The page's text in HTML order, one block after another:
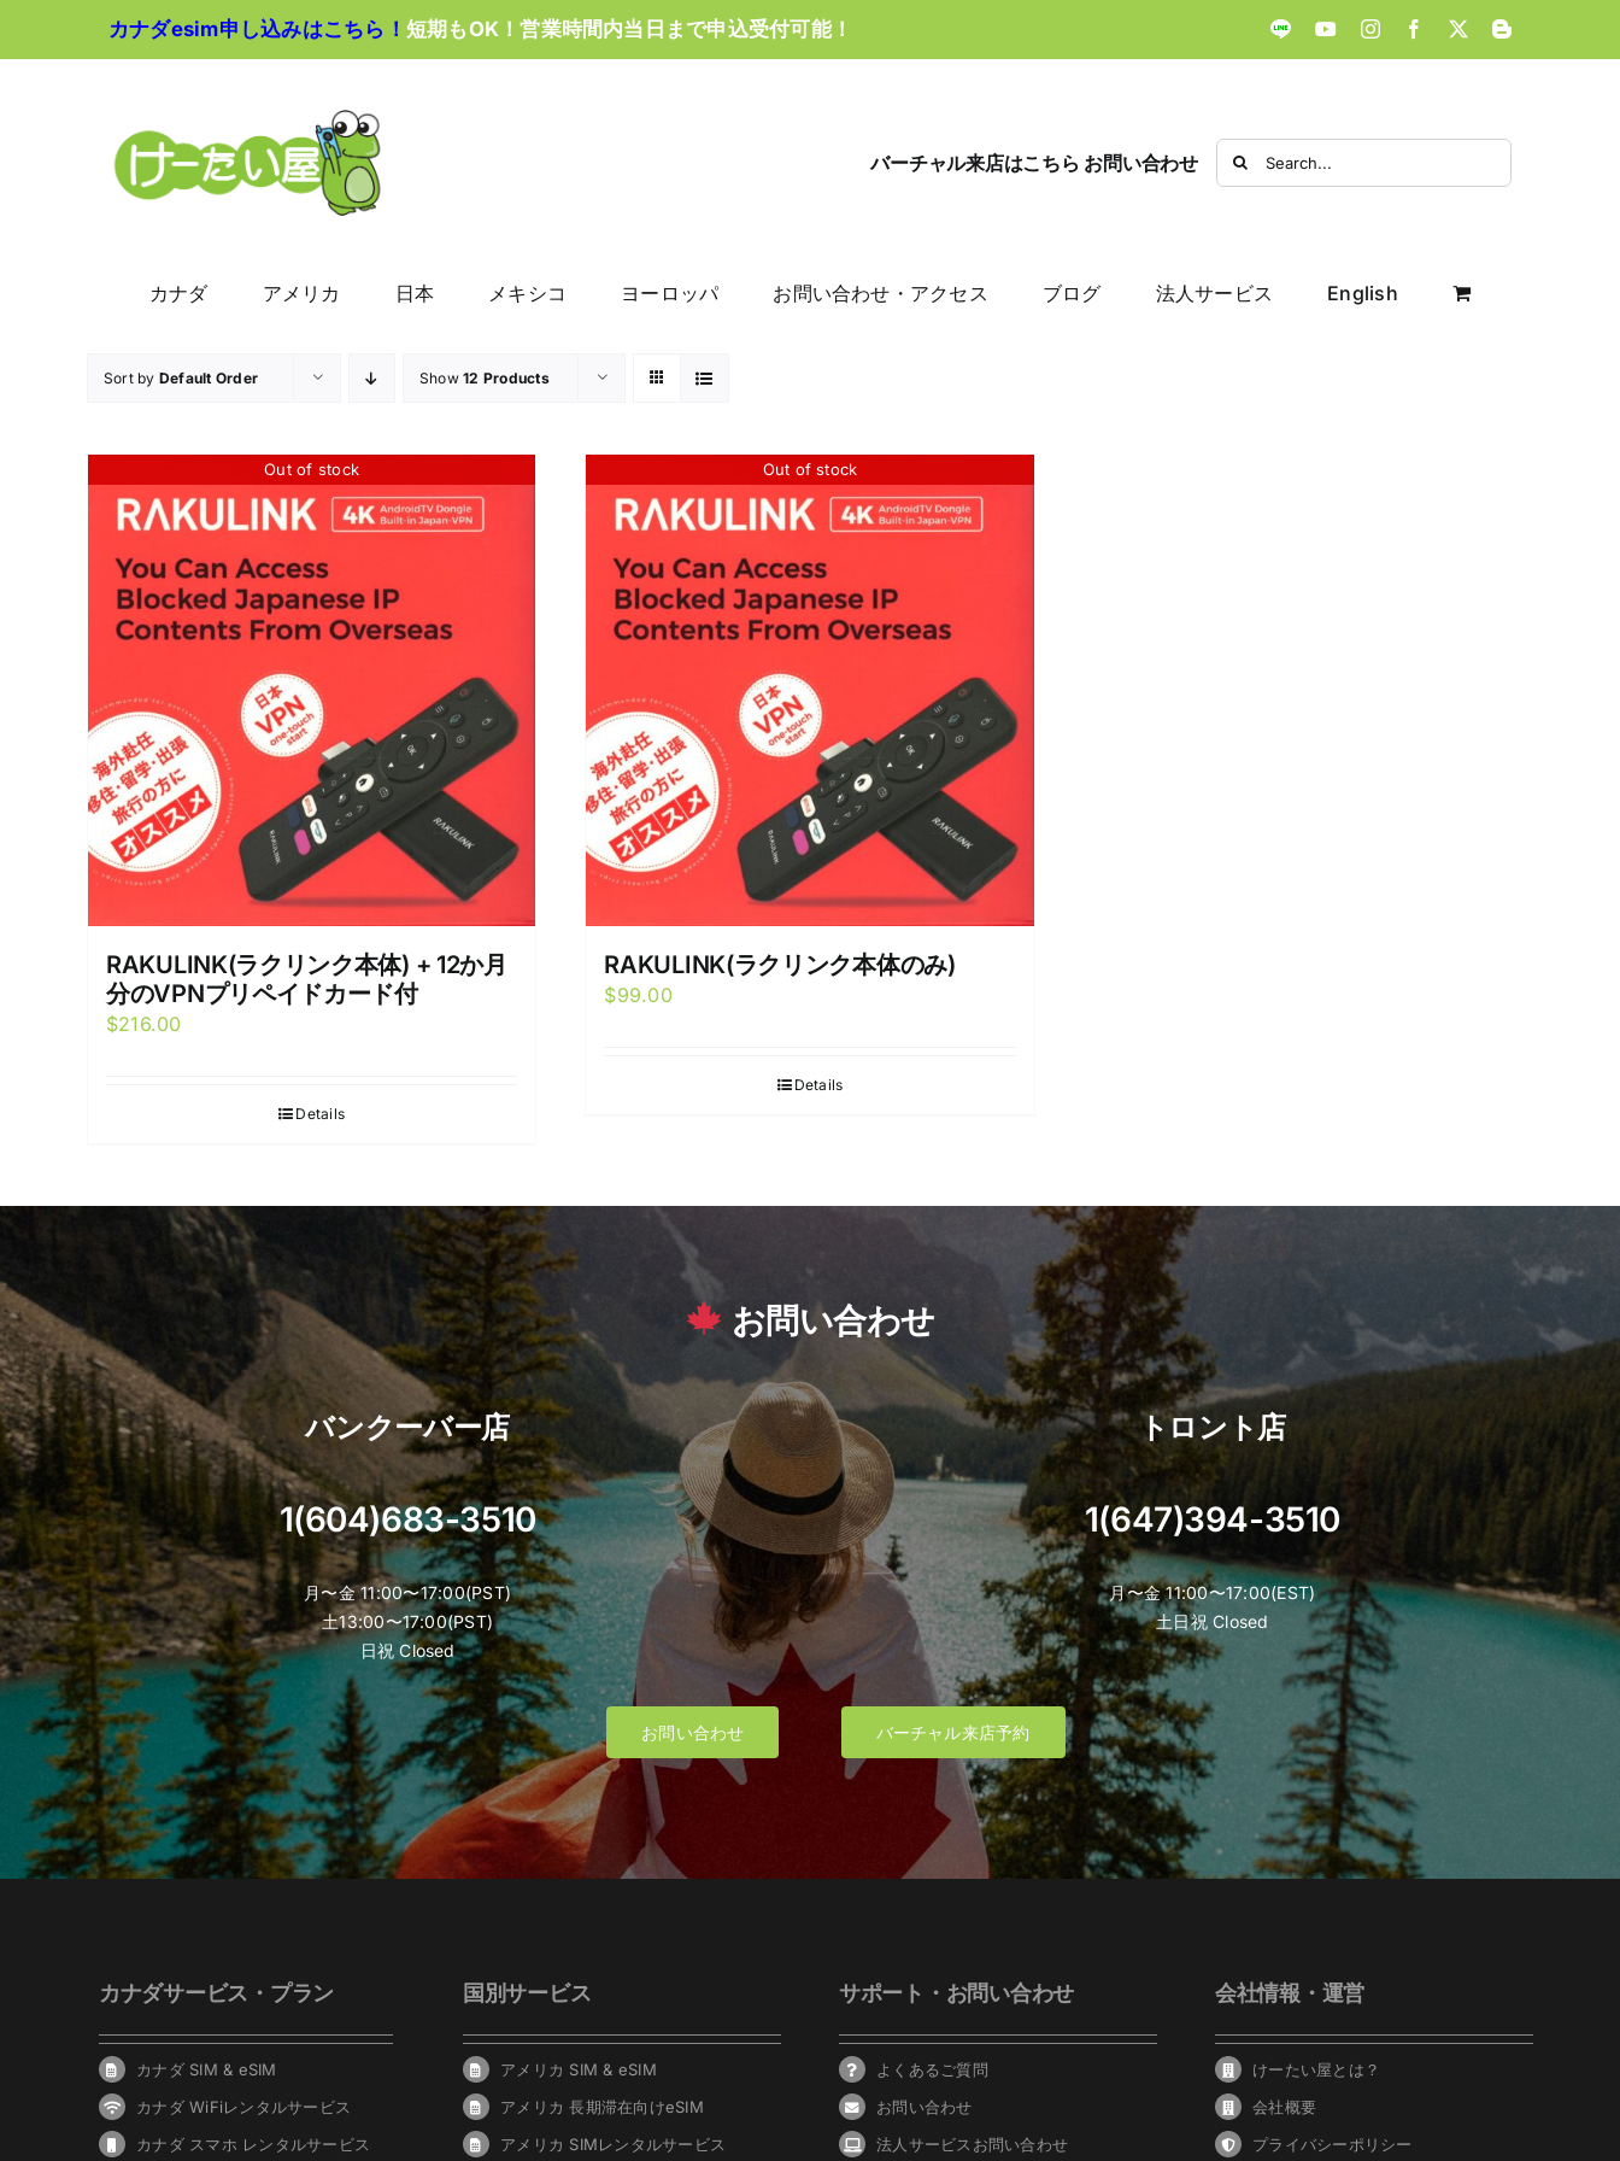
カナダesim申し込みはこちら！ 短期もOK！営業時間内当日まで申込受付可能！ LINE YouTubeInstagramFacebook
X Blogger
バーチャル来店はこちら お問い合わせ
Search
for:
カナダ アメリカ 日本 メキシコ ヨーロッパ お問い合わせ・アクセス ブログ 法人サービス English
Sort by Default Order Show12 Products
Out of stock
RAKULINK(ラクリンク本体) + 12か月
分のVPNプリペイドカード付
$216.00
Details
Out of stock
RAKULINK(ラクリンク本体のみ)
$99.00
Details
お問い合わせ
バンクーバー店
1(604)683-3510
月〜金 11:00〜17:00(PST)
土13:00〜17:00(PST)
日祝 Closed
トロント店
1(647)394-3510
月〜金 11:00〜17:00(EST)
土日祝 Closed
お問い合わせ バーチャル来店予約
カナダサービス・プラン
カナダ SIM & eSIM
カナダ WiFiレンタルサービス
カナダ スマホ レンタルサービス
国別サービス
アメリカ SIM & eSIM
アメリカ 長期滞在向けeSIM
アメリカ SIMレンタルサービス
サポート・お問い合わせ
よくあるご質問
お問い合わせ
法人サービスお問い合わせ
会社情報・運営
けーたい屋とは？
会社概要
プライバシーポリシー